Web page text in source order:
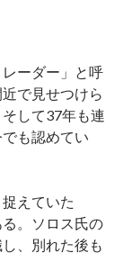
ーダー」と呼
で見せつけら
して37年も連
も認めてい
えていた
。ソロス氏の
、別れた後も